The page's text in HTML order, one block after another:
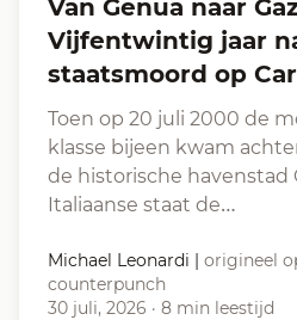
Van Genua naar Gaza —
Vijfentwintig jaar
staatsmoord op
Toen op 20 juli 2000 de
klasse bijeen kwam
de historische havenstad
Italiaanse staat de…
Michael Leonardi | origineel
counterpunch
30 juli, 2026 · 8 min leestijd